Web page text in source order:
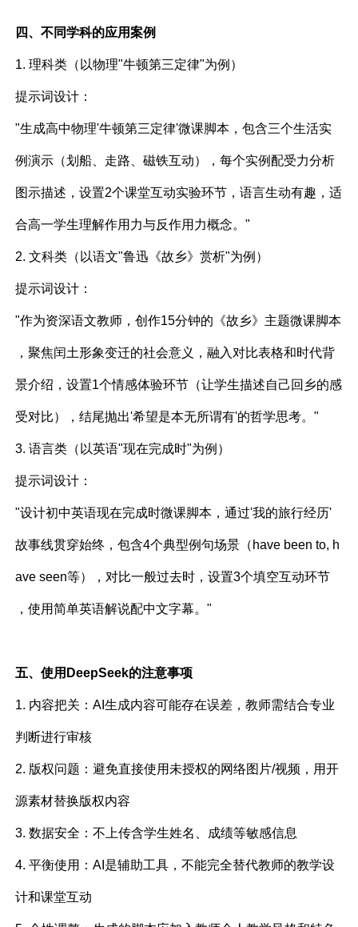
四、不同学科的应用案例
1. 理科类（以物理"牛顿第三定律"为例）
提示词设计：
"生成高中物理'牛顿第三定律'微课脚本，包含三个生活实
例演示（划船、走路、磁铁互动），每个实例配受力分析
图示描述，设置2个课堂互动实验环节，语言生动有趣，适
合高一学生理解作用力与反作用力概念。"
2. 文科类（以语文"鲁迅《故乡》赏析"为例）
提示词设计：
"作为资深语文教师，创作15分钟的《故乡》主题微课脚本
，聚焦闰土形象变迁的社会意义，融入对比表格和时代背
景介绍，设置1个情感体验环节（让学生描述自己回乡的感
受对比），结尾抛出'希望是本无所谓有'的哲学思考。"
3. 语言类（以英语"现在完成时"为例）
提示词设计：
"设计初中英语现在完成时微课脚本，通过'我的旅行经历'
故事线贯穿始终，包含4个典型例句场景（have been to, h
ave seen等），对比一般过去时，设置3个填空互动环节
，使用简单英语解说配中文字幕。"
五、使用DeepSeek的注意事项
1. 内容把关：AI生成内容可能存在误差，教师需结合专业
判断进行审核
2. 版权问题：避免直接使用未授权的网络图片/视频，用开
源素材替换版权内容
3. 数据安全：不上传含学生姓名、成绩等敏感信息
4. 平衡使用：AI是辅助工具，不能完全替代教师的教学设
计和课堂互动